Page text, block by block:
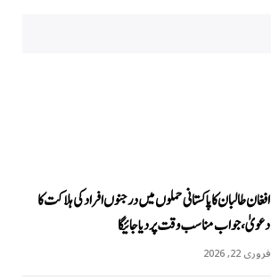
افغان طالبان کا پاکستانی حملوں میں درجنوں افراد کی ہلاکت کا
دعویٰ، جواب مناسب وقت پر دیا جائیگا
فروری 22, 2026